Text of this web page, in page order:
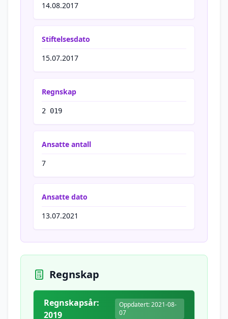
14.08.2017
Stiftelsesdato
15.07.2017
Regnskap
2 019
Ansatte antall
7
Ansatte dato
13.07.2021
Regnskap
Regnskapsår:
2019
Oppdatert: 2021-08-
07